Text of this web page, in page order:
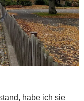
habe ich sie